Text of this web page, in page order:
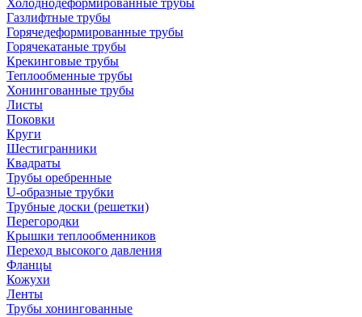
Холоднодеформированные трубы
Газлифтные трубы
Горячедеформированные трубы
Горячекатаные трубы
Крекинговые трубы
Теплообменные трубы
Хонингованные трубы
Листы
Поковки
Круги
Шестигранники
Квадраты
Трубы оребренные
U-образные трубки
Трубные доски (решетки)
Перегородки
Крышки теплообменников
Переход высокого давления
Фланцы
Кожухи
Ленты
Трубы хонингованные